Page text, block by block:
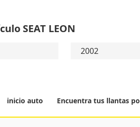
SEAT LEON
2002
inicio auto Encuentra tus llantas